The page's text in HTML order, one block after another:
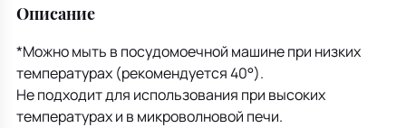
Описание
*Можно мыть в посудомоечной машине при низких
температурах (рекомендуется 40°).
Не подходит для использования при высоких
температурах и в микроволновой печи.